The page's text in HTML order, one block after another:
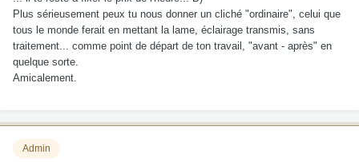
Plus sérieusement peux tu nous donner un cliché "ordinaire", celui que
tous le monde ferait en mettant la lame, éclairage transmis, sans
traitement... comme point de départ de ton travail, "avant - après" en
quelque sorte.
Amicalement.
Admin